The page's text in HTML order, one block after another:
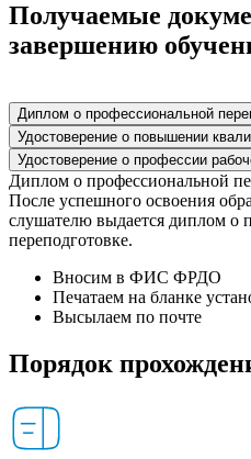
Получаемые
завершению
Диплом о профессиональной
Удостоверение о повышении
Удостоверение о профессии
Диплом о профессиональной
После успешного освоения
слушателю выдается диплом о
переподготовке.
Вносим в ФИС ФРДО
Печатаем на бланке
Высылаем по почте
Порядок